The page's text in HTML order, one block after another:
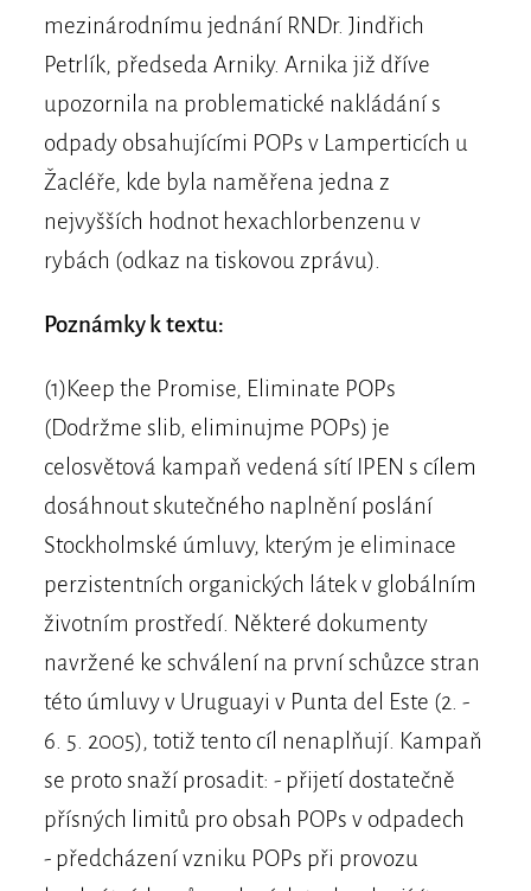
mezinárodnímu jednání RNDr. Jindřich
Petrlík, předseda Arniky. Arnika již dříve
upozornila na problematické nakládání s
odpady obsahujícími POPs v Lamperticích u
Žacléře, kde byla naměřena jedna z
nejvyšších hodnot hexachlorbenzenu v
rybách (odkaz na tiskovou zprávu).
Poznámky k textu:
(1)Keep the Promise, Eliminate POPs
(Dodržme slib, eliminujme POPs) je
celosvětová kampaň vedená sítí IPEN s cílem
dosáhnout skutečného naplnění poslání
Stockholmské úmluvy, kterým je eliminace
perzistentních organických látek v globálním
životním prostředí. Některé dokumenty
navržené ke schválení na první schůzce stran
této úmluvy v Uruguayi v Punta del Este (2. -
6. 5. 2005), totiž tento cíl nenaplňují. Kampaň
se proto snaží prosadit: - přijetí dostatečně
přísných limitů pro obsah POPs v odpadech
- předcházení vzniku POPs při provozu